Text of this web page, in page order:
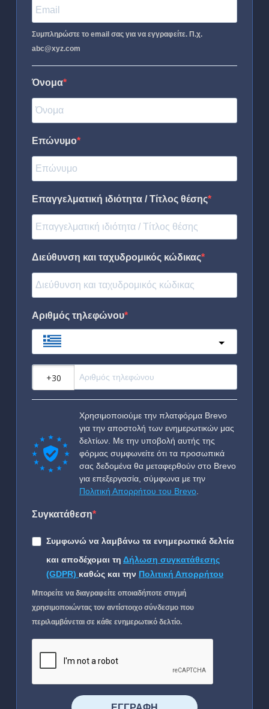
Συμπληρώστε το email σας για να εγγραφείτε. Π.χ.
abc@xyz.com
Όνομα
Επώνυμο
Επαγγελματική ιδιότητα / Τίτλος θέσης
Διεύθυνση και ταχυδρομικός κώδικας
Αριθμός τηλεφώνου
Χρησιμοποιούμε την πλατφόρμα Brevo
για την αποστολή των ενημερωτικών μας
δελτίων. Με την υποβολή αυτής της
φόρμας συμφωνείτε ότι τα προσωπικά
σας δεδομένα θα μεταφερθούν στο Brevo
για επεξεργασία, σύμφωνα με την
Πολιτική Απορρήτου του Brevo
Συγκατάθεση
Συμφωνώ να λαμβάνω τα ενημερωτικά δελτία
και αποδέχομαι τη Δήλωση συγκατάθεσης
(GDPR) καθώς και την Πολιτική Απορρήτου
Μπορείτε να διαγραφείτε οποιαδήποτε στιγμή
χρησιμοποιώντας τον αντίστοιχο σύνδεσμο που
περιλαμβάνεται σε κάθε ενημερωτικό δελτίο.